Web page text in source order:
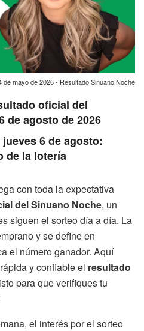
de mayo de 2026 - Resultado Sinuano Noche
oficial del
de agosto de 2026
6 de agosto:
de la lotería
con toda la expectativa
del Sinuano Noche, un
siguen el sorteo día a día. La
y se define en
el número ganador. Aquí
y confiable el resultado
para que verifiques tu
el interés por el sorteo